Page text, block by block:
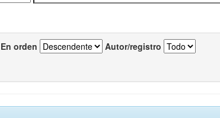
En orden Autor/registro